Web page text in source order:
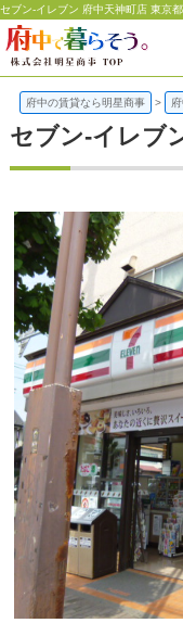
府中の賃貸なら明星商事 >
セブン-イレブ